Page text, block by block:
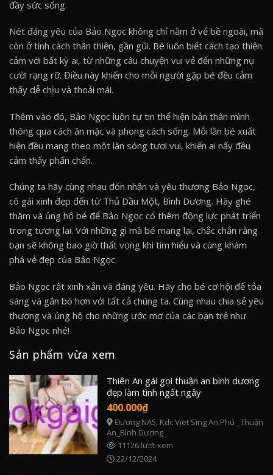
đầy sức sống.
Nét đáng yêu của Bảo Ngọc không chỉ nằm ở vẻ bề ngoài, mà
còn ở tính cách thân thiện, gần gũi. Bé luôn biết cách tạo thiện
cảm với bất kỳ ai, từ những câu chuyện vui vẻ đến những nụ
cười rạng rỡ. Điều này khiến cho mỗi người gặp bé đều cảm
thấy dễ chịu và thoải mái.
Thêm vào đó, Bảo Ngọc luôn tự tin thể hiện bản thân mình
thông qua cách ăn mặc và phong cách sống. Mỗi lần bé xuất
hiện đều mang theo một làn sóng tươi vui, khiến ai nấy đều
cảm thấy phấn chấn.
Chúng ta hãy cùng nhau đón nhận và yêu thương Bảo Ngọc,
cô gái xinh đẹp đến từ Thủ Dầu Một, Bình Dương. Hãy ghé
thăm và ủng hộ bé để Bảo Ngọc có thêm động lực phát triển
trong tương lai. Với những gì mà bé mang lại, chắc chắn rằng
bạn sẽ không bao giờ thất vọng khi tìm hiểu và cùng khám
phá vẻ đẹp của Bảo Ngọc.
Bảo Ngọc rất xinh xắn và đáng yêu. Hãy cho bé cơ hội để tỏa
sáng và gắn bó hơn với tất cả chúng ta. Cùng nhau chia sẻ yêu
thương và ủng hộ cho những ước mơ của các bạn trẻ như
Bảo Ngọc nhé!
Sản phẩm vừa xem
Thiên An gái gọi thuận an bình dương
đẹp làm tình ngất ngây
400.000₫
Đương NA5, Kdc Viet Sing An Phú _Thuận
An_Bình Dương
11126 lượt xem
22/12/2024